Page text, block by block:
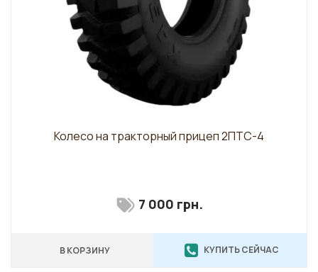
Колесо на тракторный прицеп 2ПТС-4
7 000 грн.
КУПИТЬ СЕЙЧАС
В КОРЗИНУ